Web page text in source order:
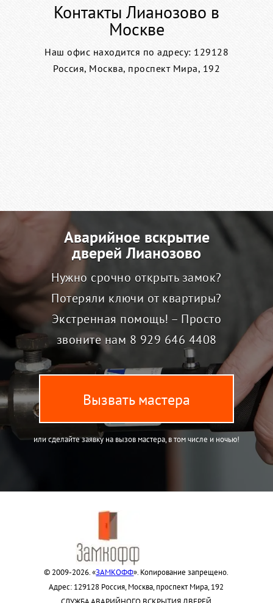
Контакты Лианозово в
Москве
Наш офис находится по адресу: 129128
Россия, Москва, проспект Мира, 192
Аварийное вскрытие
дверей Лианозово
Нужно срочно открыть замок?
Потеряли ключи от квартиры?
Экстренная помощь! – Просто
звоните нам 8 929 646 4408
Вызвать мастера
или сделайте заявку на вызов мастера, в том числе и ночью!
© 2009-2026. «ЗАМКОФФ». Копирование запрещено.
Адрес: 129128 Россия, Москва, проспект Мира, 192